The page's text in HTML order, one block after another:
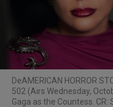
DeAMERICAN HORROR
502 (Airs Wednesday,
Gaga as the Countess.